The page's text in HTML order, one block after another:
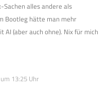
alles andere als
Bootleg hätte man mehr
AI (aber auch ohne). Nix für mich
13:25 Uhr